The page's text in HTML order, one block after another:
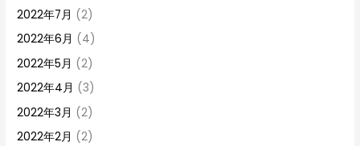
2022年7月 (2)
2022年6月 (4)
2022年5月 (2)
2022年4月 (3)
2022年3月 (2)
2022年2月 (2)